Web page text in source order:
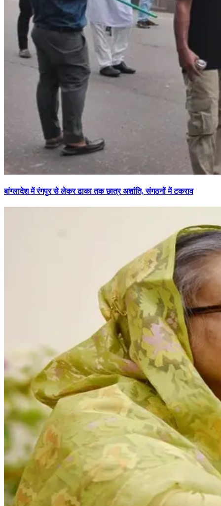
बांग्लादेश में रंगपुर से लेकर ढाका तक छात्र अशांति, संगठनों में टकराव